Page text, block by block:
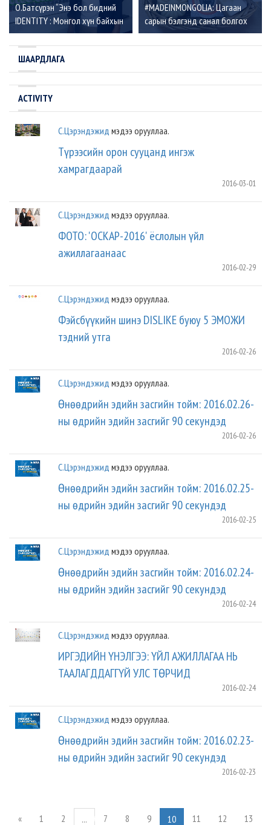
О.Батсүрэн “Энэ бол бидний
IDENTITY : Монгол хүн байхын
үүрэг хариуцлага”
#MADEINMONGOLIA: Цагаан
сарын бэлгэнд санал болгох
онцлох 5 брэнд
ШААРДЛАГА
ACTIVITY
С.Цэрэндэжид мэдээ орууллаа.
Түрээсийн орон сууцанд ингэж
хамрагдаарай
2016-03-01
С.Цэрэндэжид мэдээ орууллаа.
ФОТО: 'ОСКАР-2016' ёслолын үйл
ажиллагаанаас
2016-02-29
С.Цэрэндэжид мэдээ орууллаа.
Фэйсбүүкийн шинэ DISLIKE буюу 5 ЭМОЖИ
тэдний утга
2016-02-26
С.Цэрэндэжид мэдээ орууллаа.
Өнөөдрийн эдийн засгийн тойм: 2016.02.26-
ны өдрийн эдийн засгийг 90 секундэд
2016-02-26
С.Цэрэндэжид мэдээ орууллаа.
Өнөөдрийн эдийн засгийн тойм: 2016.02.25-
ны өдрийн эдийн засгийг 90 секундэд
2016-02-25
С.Цэрэндэжид мэдээ орууллаа.
Өнөөдрийн эдийн засгийн тойм: 2016.02.24-
ны өдрийн эдийн засгийг 90 секундэд
2016-02-24
С.Цэрэндэжид мэдээ орууллаа.
ИРГЭДИЙН ҮНЭЛГЭЭ: ҮЙЛ АЖИЛЛАГАА НЬ
ТААЛАГДДАГГҮЙ УЛС ТӨРЧИД
2016-02-24
С.Цэрэндэжид мэдээ орууллаа.
Өнөөдрийн эдийн засгийн тойм: 2016.02.23-
ны өдрийн эдийн засгийг 90 секундэд
2016-02-23
« 1 2 ... 7 8 9 10 11 12 13